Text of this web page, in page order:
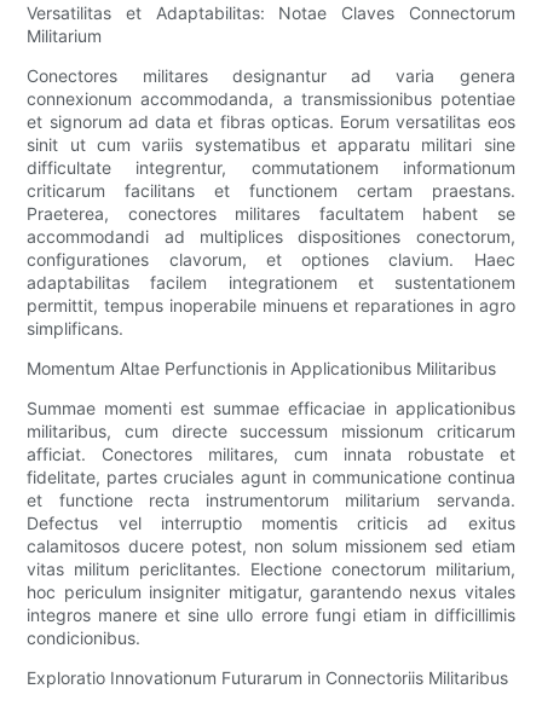
Versatilitas et Adaptabilitas: Notae Claves Connectorum
Militarium
Conectores militares designantur ad varia genera
connexionum accommodanda, a transmissionibus potentiae
et signorum ad data et fibras opticas. Eorum versatilitas eos
sinit ut cum variis systematibus et apparatu militari sine
difficultate integrentur, commutationem informationum
criticarum facilitans et functionem certam praestans.
Praeterea, conectores militares facultatem habent se
accommodandi ad multiplices dispositiones conectorum,
configurationes clavorum, et optiones clavium. Haec
adaptabilitas facilem integrationem et sustentationem
permittit, tempus inoperabile minuens et reparationes in agro
simplificans.
Momentum Altae Perfunctionis in Applicationibus Militaribus
Summae momenti est summae efficaciae in applicationibus
militaribus, cum directe successum missionum criticarum
afficiat. Conectores militares, cum innata robustate et
fidelitate, partes cruciales agunt in communicatione continua
et functione recta instrumentorum militarium servanda.
Defectus vel interruptio momentis criticis ad exitus
calamitosos ducere potest, non solum missionem sed etiam
vitas militum periclitantes. Electione conectorum militarium,
hoc periculum insigniter mitigatur, garantendo nexus vitales
integros manere et sine ullo errore fungi etiam in difficillimis
condicionibus.
Exploratio Innovationum Futurarum in Connectoriis Militaribus